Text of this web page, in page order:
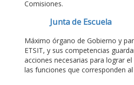
Comisiones.
Junta de Escuela
Máximo órgano de Gobierno y
ETSIT, y sus competencias
acciones necesarias para lograr
las funciones que corresponden